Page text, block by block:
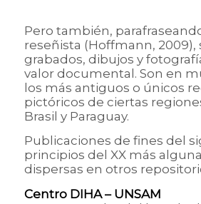
Pero también,
reseñista (Hoffmann, 2009),
grabados, dibujos y
valor documental. Son en
los más antiguos o únicos
pictóricos de ciertas
Brasil y Paraguay.
Publicaciones de fines del
principios del XX más
dispersas en otros
Centro DIHA – UNSAM